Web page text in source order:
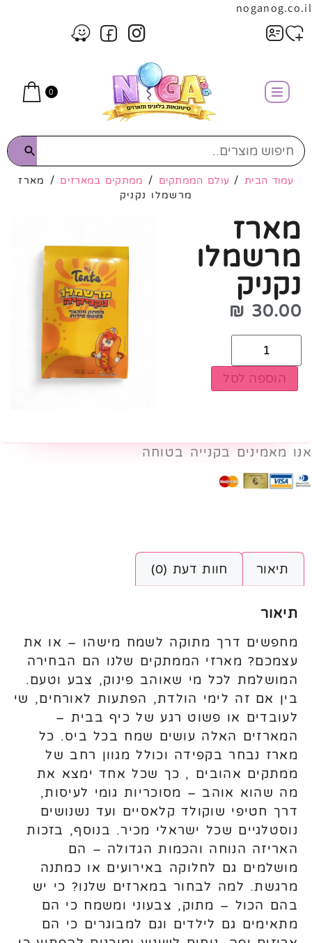
noganog.co.il
0
עמוד הבית/ עולם הממתקים / ממתקים במארזים / מארז
מרשמלו נקניק
מארז
מרשמלו
נקניק
30.00
₪
הוספה לסל
אנו מאמינים בקנייה בטוחה
תיאור חוות דעת (0)
תיאור
מחפשים דרך מתוקה לשמח מישהו – או את
עצמכם? מארזי הממתקים שלנו הם הבחירה
המושלמת לכל מי שאוהב פינוק, צבע וטעם.
בין אם זה לימי הולדת, הפתעות לאורחים, שי
לעובדים או פשוט רגע של כיף בבית –
המארזים האלה עושים שמח בכל ביס. כל
מארז נבחר בקפידה וכולל מגוון רחב של
ממתקים אהובים , כך שכל אחד ימצא את
מה שהוא אוהב – מסוכריות גומי לעיסות,
דרך חטיפי שוקולד קלאסיים ועד נשנושים
נוסטלגיים שכל ישראלי מכיר. בנוסף, בזכות
האריזה הנוחה והכמות הגדולה – הם
מושלמים גם לחלוקה באירועים או כמתנה
מרגשת. למה לבחור במארזים שלנו? כי יש
בהם הכול – מתוק, צבעוני ומשמח כי הם
מתאימים גם לילדים וגם למבוגרים כי הם